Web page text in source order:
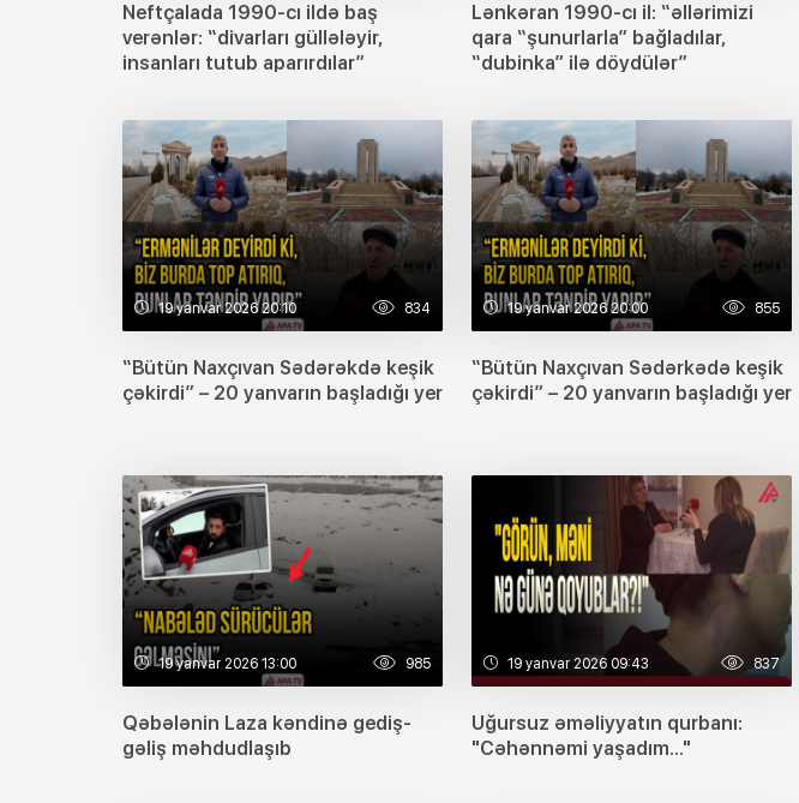
Neftçalada 1990-cı ildə baş
verənlər: “divarları güllələyir,
insanları tutub aparırdılar”
Lənkəran 1990-cı il: “əllərimizi
qara “şunurlarla” bağladılar,
“dubinka” ilə döydülər”
19 yanvar 2026 20:10 834
“Bütün Naxçıvan Sədərəkdə keşik
çəkirdi” – 20 yanvarın başladığı yer
19 yanvar 2026 20:00 855
“Bütün Naxçıvan Sədərkədə keşik
çəkirdi” – 20 yanvarın başladığı yer
19 yanvar 2026 13:00 985
Qəbələnin Laza kəndinə gediş-
gəliş məhdudlaşıb
19 yanvar 2026 09:43 837
Uğursuz əməliyyatın qurbanı:
"Cəhənnəmi yaşadım..."